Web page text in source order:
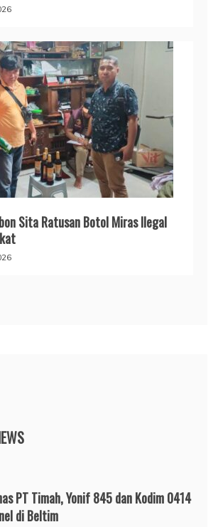
Sita Ratusan Botol Miras Ilegal
PT Timah, Yonif 845 dan Kodim 0414
di Beltim